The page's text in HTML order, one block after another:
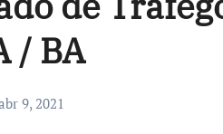
/ BA
9, 2021